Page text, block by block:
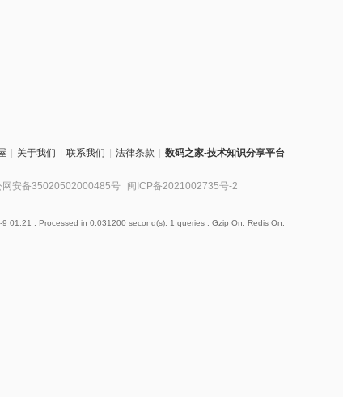
关于我们 联系我们 法律条款 数码之家-技术知识分享平台
网安备35020502000485号 闽ICP备2021002735号-2
9 01:21 , Processed in 0.031200 second(s), 1 queries , Gzip On, Redis On.